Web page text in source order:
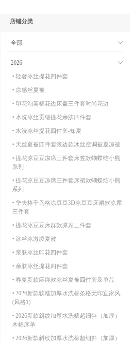
店铺分类
全部
2026
• 轻奢冰丝提花四件套
• 凉感丝夏被
• 印花泡芙棉花边床盖三件套时尚花边
• 水洗冰丝贡缎提花亲肤四件套
• 水洗冰丝提花四件套-知夏
• 天丝夏被四件套滚边款冰丝空调被夏凉被
• 提花凉豆豆凉席三件套床笠款蝴蝶结小熊
系列
• 提花凉豆豆凉席三件套床裙款蝴蝶结小熊
系列
• 华夫格千鸟格凉豆豆3D冰豆豆床裙款凉席
三件套
• 提花冰豆豆床群款凉席三件套
• 冰丝冰激凌夏被
• 亲肤冰丝印花四件套
• 亲肤冰丝提花四件套
• 春夏新款麻绳款冰丝夏被四件套及单品
• 2026新款软糯加厚水洗棉条格无印宜家风
(风格1)
• 2026新款斜纹加厚水洗棉超细斜（加厚）
木棉床单
• 2026新款斜纹加厚水洗棉超细斜（加厚）